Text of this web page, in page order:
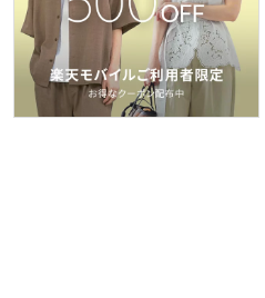
福袋・ギフト・その他